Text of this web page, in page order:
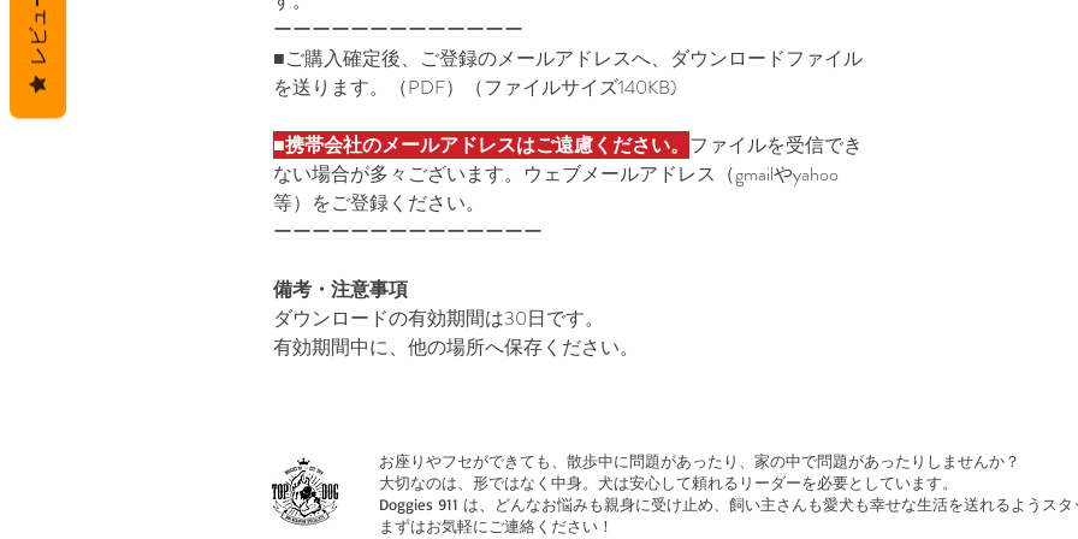
ーーーーーーーーーーーーー
■ご購入確定後、ご登録のメールアドレスへ、ダウンロードファイル
を送ります。（PDF）（ファイルサイズ140KB)
■携帯会社のメールアドレスはご遠慮ください。 ファイルを受信でき
ない場合が多々ございます。ウェブメールアドレス（gmailやyahoo
等）をご登録ください。
ーーーーーーーーーーーーーー
備考・注意事項
ダウンロードの有効期間は30日です。
有効期間中に、他の場所へ保存ください。
お座りやフセができても、散歩中に問題があったり、家の中で問題があったりしませんか？
大切なのは、形ではなく中身。犬は安心して頼れるリーダーを必要としています。
Doggies 911 は、どんなお悩みも親身に受け止め、飼い主さんも愛犬も幸せな生活を送れるようスタ
まずはお気軽にご連絡ください！
レビュー